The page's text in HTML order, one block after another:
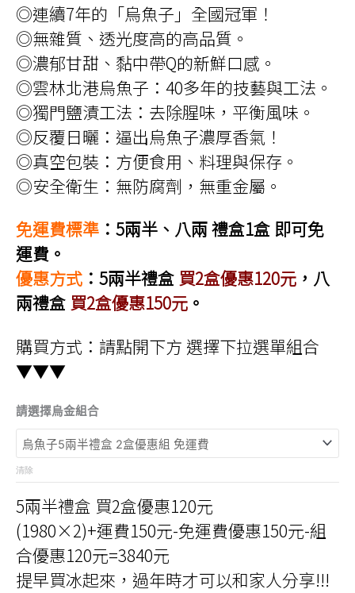
NT$1,980
到
NT$6,210
◎連續7年的「烏魚子」全國冠軍！
◎無雜質、透光度高的高品質。
◎濃郁甘甜、黏中帶Q的新鮮口感。
◎雲林北港烏魚子：40多年的技藝與工法。
◎獨門鹽漬工法：去除腥味，平衡風味。
◎反覆日曬：逼出烏魚子濃厚香氣！
◎真空包裝：方便食用、料理與保存。
◎安全衛生：無防腐劑，無重金屬。
免運費標準 ：5兩半、八兩 禮盒1盒 即可免
運費。
優惠方式 ：5兩半禮盒 買2盒優惠120元 ，八
兩禮盒 買2盒優惠150元 。
購買方式：請點開下方 選擇下拉選單組合
▼▼▼
請選擇烏金組合
清除
5兩半禮盒 買2盒優惠120元
(1980×2)+運費150元-免運費優惠150元-組
合優惠120元=3840元
提早買冰起來，過年時才可以和家人分享!!!